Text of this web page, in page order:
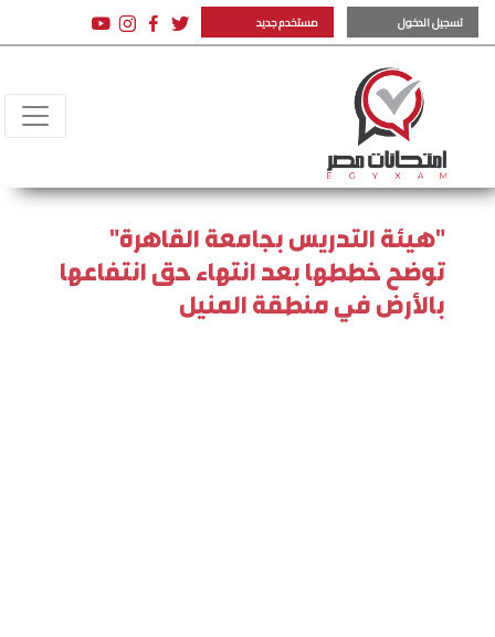
تسجيل الدخول مستخدم جديد
"هيئة التدريس بجامعة القاهرة"
توضح خططها بعد انتهاء حق انتفاعها
بالأرض في منطقة المنيل